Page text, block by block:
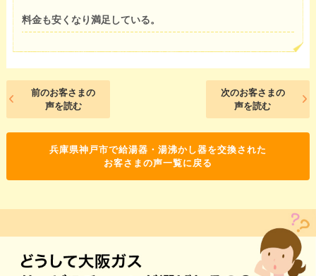
料金も安くなり満足している。
前のお客さまの
声を読む
次のお客さまの
声を読む
兵庫県神戸市で給湯器・湯沸かし器を交換された
お客さまの声一覧に戻る